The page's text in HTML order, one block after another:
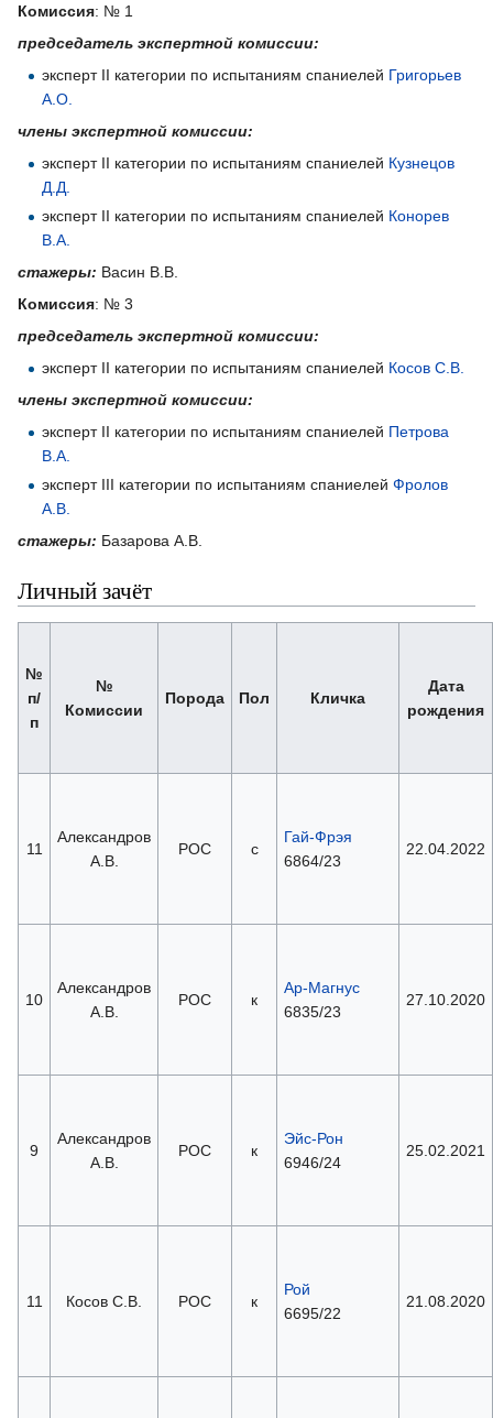
Комиссия: № 1
председатель экспертной комиссии:
эксперт II категории по испытаниям спаниелей Григорьев
А.О.
члены экспертной комиссии:
эксперт II категории по испытаниям спаниелей Кузнецов
Д.Д.
эксперт II категории по испытаниям спаниелей Конорев
В.А.
стажеры: Васин В.В.
Комиссия: № 3
председатель экспертной комиссии:
эксперт II категории по испытаниям спаниелей Косов С.В.
члены экспертной комиссии:
эксперт II категории по испытаниям спаниелей Петрова
В.А.
эксперт III категории по испытаниям спаниелейФролов
А.В.
стажеры: Базарова А.В.
Личный зачёт
№
п/
п
№
Комиссии
Порода Пол Кличка
Дата
рождения
11
Александров
А.В.
РОС с
Гай-Фрэя
6864/23
22.04.2022
10
Александров
А.В.
РОС к
Ар-Магнус
6835/23
27.10.2020
9
Александров
А.В.
РОС к
Эйс-Рон
6946/24
25.02.2021
11 Косов С.В. РОС к
Рой
6695/22
21.08.2020